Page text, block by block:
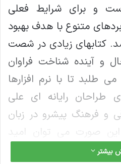
و برای شرایط فعلی
متنوع با هدف بهبود
کتابهای زیادی در شصت
و آینده شناخت فراوان
طلبد تا با نرم افزارها
طراحان رایانه ای علی
و فرهنگ پیشرو در زبان
صورت می توان امید
در ارائه راهکارها وبیشتر